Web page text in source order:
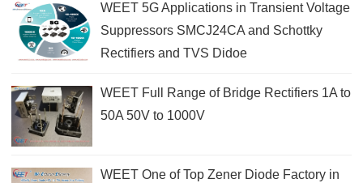
WEET 5G Applications in Transient Voltage
Suppressors SMCJ24CA and Schottky
Rectifiers and TVS Didoe
WEET Full Range of Bridge Rectifiers 1A to
50A 50V to 1000V
WEET One of Top Zener Diode Factory in